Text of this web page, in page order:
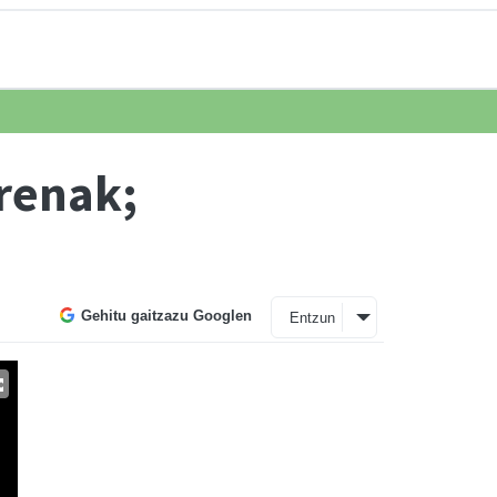
Gehitu gaitzazu Googlen Entzun